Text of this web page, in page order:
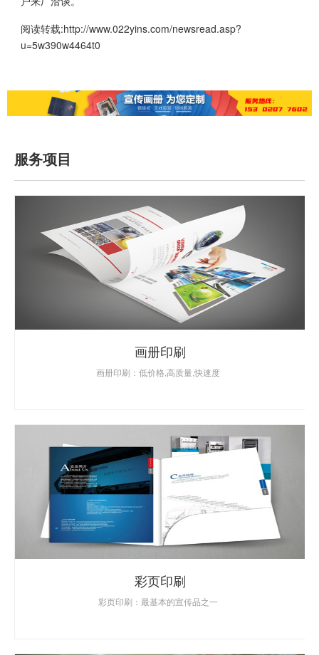
阅读转载:http://www.022yins.com/newsread.asp?
u=5w390w4464t0
服务项目
画册印刷
画册印刷：低价格,高质量,快速度
彩页印刷
彩页印刷：最基本的宣传品之一